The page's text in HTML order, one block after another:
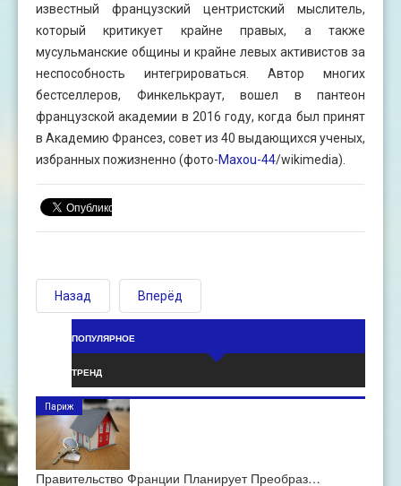
известный французский центристский мыслитель,
который критикует крайне правых, а также
мусульманские общины и крайне левых активистов за
неспособность интегрироваться. Автор многих
бестселлеров, Финкелькраут, вошел в пантеон
французской академии в 2016 году, когда был принят
в Академию Франсез, совет из 40 выдающихся ученых,
избранных пожизненно (фото-Maxou-44/wikimedia).
Назад Вперёд
ПОПУЛЯРНОЕ
ТРЕНД
Правительство Франции Планирует Преобраз…
Париж